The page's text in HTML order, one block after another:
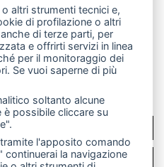
LeccoOnline
RSS
PUBBLICITÀ
altri strumenti tecnici e,
di profilazione o altri
di terze parti, per
e offrirti servizi in linea
per il monitoraggio dei
Se vuoi saperne di più
soltanto alcune
è possibile cliccare su
l'apposito comando
continuerai la navigazione